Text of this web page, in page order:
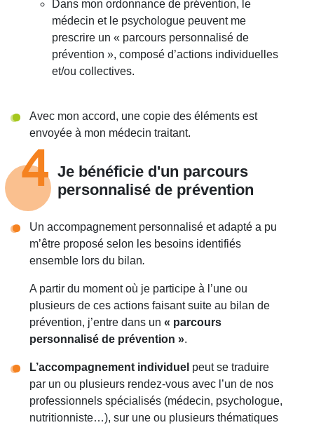
Dans mon ordonnance de prévention, le
médecin et le psychologue peuvent me
prescrire un « parcours personnalisé de
prévention », composé d’actions individuelles
et/ou collectives.
Avec mon accord, une copie des éléments est
envoyée à mon médecin traitant.
Je bénéficie d'un parcours
personnalisé de prévention
4
Un accompagnement personnalisé et adapté a pu
m’être proposé selon les besoins identifiés
ensemble lors du bilan.
A partir du moment où je participe à l’une ou
plusieurs de ces actions faisant suite au bilan de
prévention, j’entre dans un « parcours
personnalisé de prévention ».
L’accompagnement individuel peut se traduire
par un ou plusieurs rendez-vous avec l’un de nos
professionnels spécialisés (médecin, psychologue,
nutritionniste…), sur une ou plusieurs thématiques